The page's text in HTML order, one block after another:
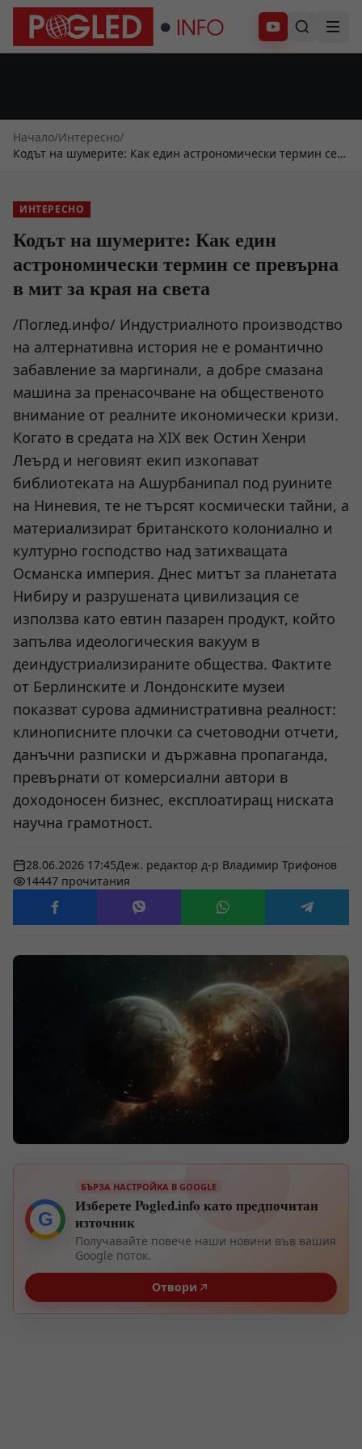
Абонирай се
Начало/Интересно/
Кодът на шумерите: Как един астрономически термин се
ИНТЕРЕСНО
Кодът на шумерите: Как един
астрономически термин се превърна
в мит за края на света
/Поглед.инфо/ Индустриалното производство
на алтернативна история не е романтично
забавление за маргинали, а добре смазана
машина за пренасочване на общественото
внимание от реалните икономически кризи.
Когато в средата на XIX век Остин Хенри
Леърд и неговият екип изкопават
библиотеката на Ашурбанипал под руините
на Ниневия, те не търсят космически тайни, а
материализират британското колониално и
културно господство над затихващата
Османска империя. Днес митът за планетата
Нибиру и разрушената цивилизация се
използва като евтин пазарен продукт, който
запълва идеологическия вакуум в
деиндустриализираните общества. Фактите
от Берлинските и Лондонските музеи
показват сурова административна реалност:
клинописните плочки са счетоводни отчети,
данъчни разписки и държавна пропаганда,
превърнати от комерсиални автори в
доходоносен бизнес, експлоатиращ ниската
научна грамотност.
28.06.2026 17:45Деж. редактор д-р Владимир Трифонов
14447 прочитания
G
БЪРЗА НАСТРОЙКА В GOOGLE
Изберете Pogled.info като предпочитан
източник
Получавайте повече наши новини във вашия
Google поток.
Отвори